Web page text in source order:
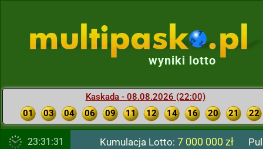
wyniki lotto
Kaskada - 08.08.2026 (22:00)
01
03 04 06 09 11 12 14 16 20 21 22
23:31:32 Kumulacja Lotto: 7 000 000 zł